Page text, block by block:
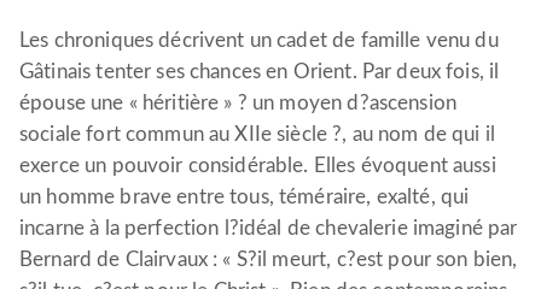
Les chroniques décrivent un cadet de famille venu du
Gâtinais tenter ses chances en Orient. Par deux fois, il
épouse une « héritière » ? un moyen d?ascension
sociale fort commun au XIIe siècle ?, au nom de qui il
exerce un pouvoir considérable. Elles évoquent aussi
un homme brave entre tous, téméraire, exalté, qui
incarne à la perfection l?idéal de chevalerie imaginé par
Bernard de Clairvaux : « S?il meurt, c?est pour son bien,